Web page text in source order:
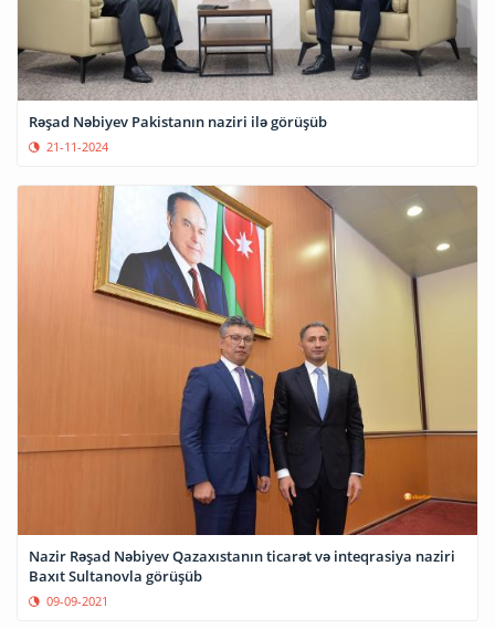
Rəşad Nəbiyev Pakistanın naziri ilə görüşüb
21-11-2024
Nazir Rəşad Nəbiyev Qazaxıstanın ticarət və inteqrasiya naziri
Baxıt Sultanovla görüşüb
09-09-2021